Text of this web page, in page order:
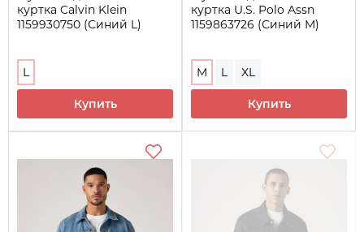
куртка Calvin Klein
1159930750 (Синий L)
L
Купить
куртка U.S. Polo Assn
1159863726 (Синий M)
M L XL
Купить